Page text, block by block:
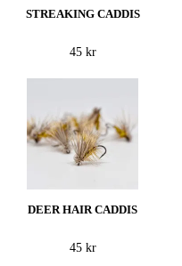
STREAKING CADDIS
45 kr
DEER HAIR CADDIS
45 kr